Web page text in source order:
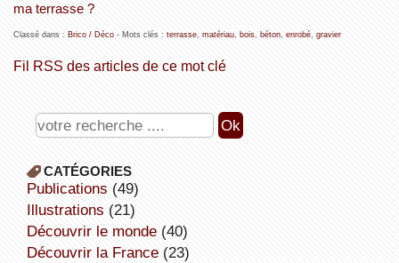
ma terrasse ?
Classé dans : Brico / Déco- Mots clés : terrasse, matériau, bois, béton, enrobé, gravier
Fil RSS des articles de ce mot clé
CATÉGORIES
publications (49)
illustrations (21)
découvrir le monde(40)
découvrir la France(23)